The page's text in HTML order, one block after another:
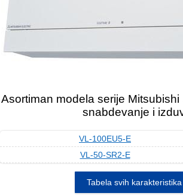
Asortiman modela serije
snabdevanje i
VL-100EU5-E
VL-50-SR2-E
Tabela svih karakteristika